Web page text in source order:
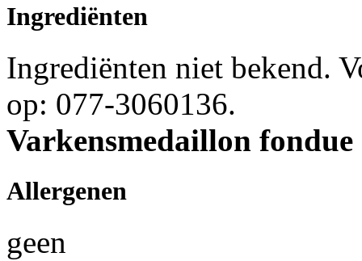
Ingrediënten
Ingrediënten niet bekend.
op: 077-3060136.
Varkensmedaillon fondue
Allergenen
geen